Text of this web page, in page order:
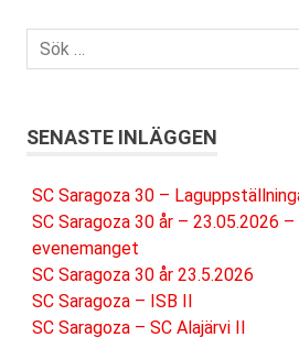
SENASTE INLÄGGEN
SC Saragoza 30 –
SC Saragoza 30 år – 23.05.2026
evenemanget
SC Saragoza 30 år 23.5.2026
SC Saragoza – ISB II
SC Saragoza – SC Alajärvi II